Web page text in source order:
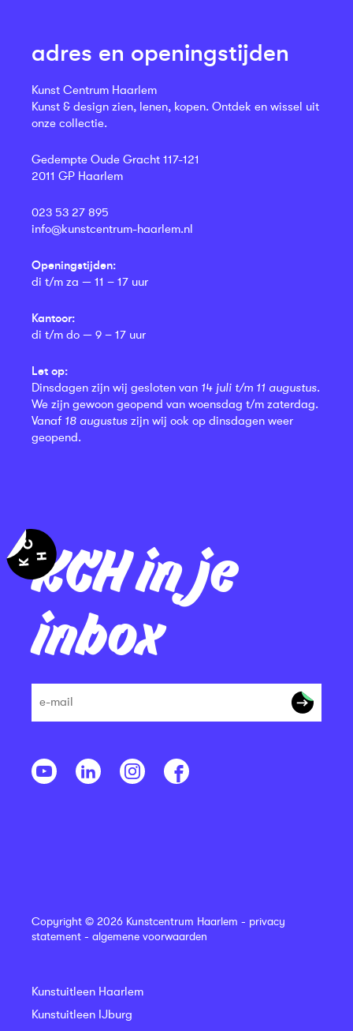
KCH in je
inbox
adres en openingstijden
Kunst Centrum Haarlem
Kunst & design zien, lenen, kopen. Ontdek en wissel uit
onze collectie.
Gedempte Oude Gracht 117-121
2011 GP Haarlem
023 53 27 895
info@kunstcentrum-haarlem.nl
Openingstijden:
di t/m za — 11 – 17 uur
Kantoor:
di t/m do — 9 – 17 uur
Let op:
Dinsdagen zijn wij gesloten van 14 juli t/m 11 augustus.
We zijn gewoon geopend van woensdag t/m zaterdag.
Vanaf 18 augustus zijn wij ook op dinsdagen weer
geopend.
Copyright © 2026 Kunstcentrum Haarlem - privacy
statement - algemene voorwaarden
Kunstuitleen Haarlem
Kunstuitleen IJburg